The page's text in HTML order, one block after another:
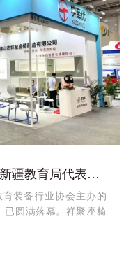
福建教育装备协会会长及新疆教育局代表莅临祥聚座椅展位「2021厦门·第79届中国教育装备展示会」圆满落幕！
装备行业协会主办的
已圆满落幕。祥聚座椅